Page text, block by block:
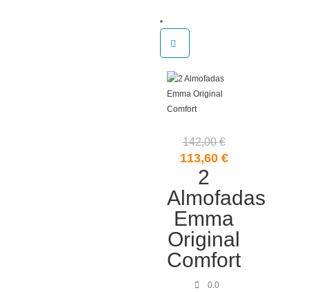
142,00€
O
preço
original
era:
142,00 €.
113,60 €
atual
é:
2
Almofadas
Emma
Original
Comfort
0.0